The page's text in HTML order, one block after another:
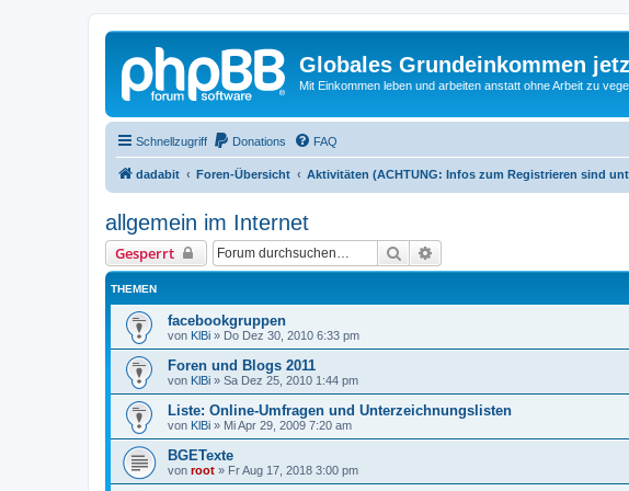
Globales Grundeinkommen
Mit Einkommen leben und arbeiten anstatt ohne Arbeit zu
Schnellzugriff Donations FAQ
dadabit Foren-Übersicht Aktivitäten (ACHTUNG: Infos zum Registrieren sind
allgemein im Internet
Gesperrt Suche
THEMEN
facebookgruppen
von KlBi » Do Dez 30, 2010 6:33 pm
Foren und Blogs 2011
von KlBi » Sa Dez 25, 2010 1:44 pm
Liste: Online-Umfragen und Unterzeichnungslisten
von KlBi » Mi Apr 29, 2009 7:20 am
BGETexte
von root » Fr Aug 17, 2018 3:00 pm